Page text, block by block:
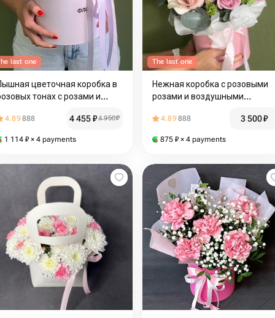
last one
цветочная коробка в
тонах с розами и
4.89888 4 455₽4 950₽
1 114 ₽ × 4 payments
The last one
Нежная коробка с розовыми
розами и воздушными
4.89888 3 500₽
875 ₽ × 4 payments